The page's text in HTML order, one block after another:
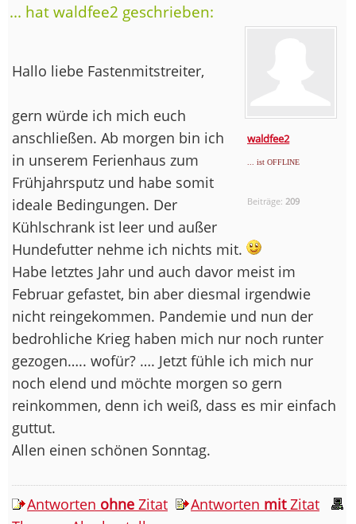
... hat waldfee2 geschrieben:
waldfee2
... ist OFFLINE
Beiträge: 209
Hallo liebe Fastenmitstreiter,
gern würde ich mich euch
anschließen. Ab morgen bin ich
in unserem Ferienhaus zum
Frühjahrsputz und habe somit
ideale Bedingungen. Der
Kühlschrank ist leer und außer
Hundefutter nehme ich nichts mit.
Habe letztes Jahr und auch davor meist im
Februar gefastet, bin aber diesmal irgendwie
nicht reingekommen. Pandemie und nun der
bedrohliche Krieg haben mich nur noch runter
gezogen….. wofür? …. Jetzt fühle ich mich nur
noch elend und möchte morgen so gern
reinkommen, denn ich weiß, dass es mir einfach
guttut.
Allen einen schönen Sonntag.
Antworten ohne Zitat Antworten mitZitat